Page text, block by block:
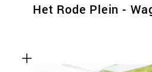
Het Rode Plein -